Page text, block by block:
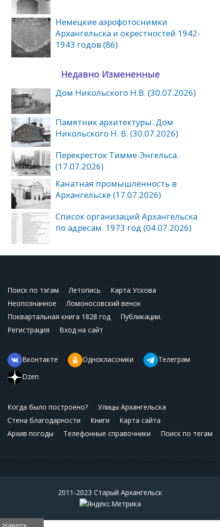
Немецкие аэрофотоснимки
Архангельска и окрестностей 1942-
1943 годов (86)
Недавно Измененные
Дом Никольского Н.В. (30.07.2026)
Памятник архитектуры. Дом
Никольского Н. В. (30.07.2026)
Перекресток Тимме-Энгельса.
(17.07.2026)
Канатная промышленность в
Архангельске (17.07.2026)
Список организаций Архангельска
по адресам. 1973 год (04.07.2026)
Поиск по тэгам Летопись
Карта Ускова
Неопознанное
Ломоносовский венок
Поквартальная книга 1828 год
Публикации.
Регистрация
Вход на сайт
Вконтакте Одноклассники
Телеграм
Dzen
Когда было построено?
Улицы Архангельска
Стена благодарности
Книги
Карта сайта
Архив погоды
Телефонные справочники Поиск по тегам
2011-2023 Старый Архангельск